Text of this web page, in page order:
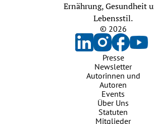
Ernährung, Gesundheit
Lebensstil.
© 2026
Presse
Newsletter
Autorinnen und
Autoren
Events
Über Uns
Statuten
Mitglieder